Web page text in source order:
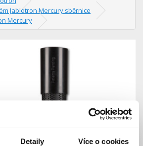
Detaily Více o cookies
Jablotron Mercury sběrnice
Mercury